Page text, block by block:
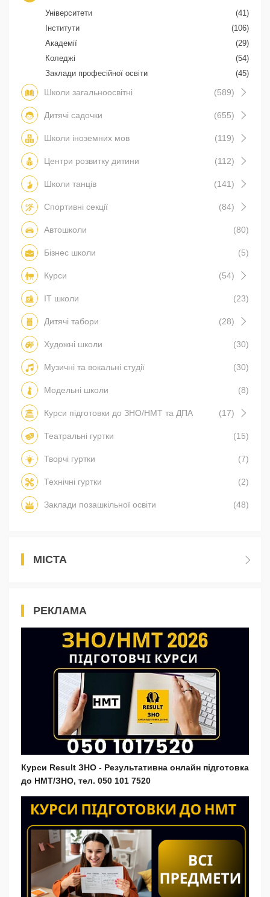
Університети
(41)
Інститути
(106)
Академії
(29)
Коледжі
(54)
Заклади професійної освіти
(45)
Школи загальноосвітні (589)
Дитячі садочки (655)
Школи іноземних мов (119)
Центри розвитку дитини (112)
Школи танців (141)
Спортивні секції (84)
Автошколи (80)
Бізнес школи (5)
Курси (54)
IT школи (23)
Дитячі табори (28)
Художні школи (30)
Музичні та вокальні студії (30)
Модельні школи (8)
Курси підготовки до ЗНО/НМТ та ДПА (17)
Театральні гуртки (15)
Творчі гуртки (7)
Технічні гуртки (2)
Заклади позашкільної освіти (48)
МІСТА
РЕКЛАМА
Курси Result ЗНО - Результативна онлайн підготовка
до НМТ/ЗНО, тел. 050 101 7520